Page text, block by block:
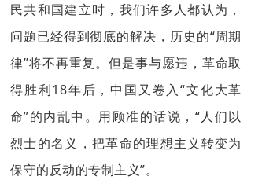
民共和国建立时，我们许多人都认为，
问题已经得到彻底的解决，历史的“周期
律”将不再重复。但是事与愿违，革命取
得胜利18年后，中国又卷入“文化大革
命”的内乱中。用顾准的话说，“人们以
烈士的名义，把革命的理想主义转变为
保守的反动的专制主义”。